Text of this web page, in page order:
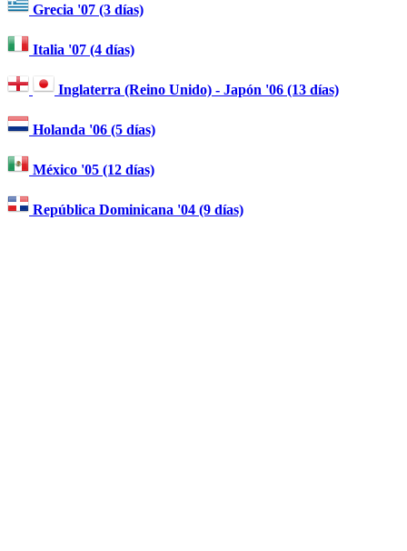
Grecia '07 (3 días)
Italia '07 (4 días)
Inglaterra (Reino Unido) - Japón '06 (13 días)
Holanda '06 (5 días)
México '05 (12 días)
República Dominicana '04 (9 días)